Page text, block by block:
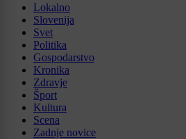
Lokalno
Slovenija
Svet
Politika
Gospodarstvo
Kronika
Zdravje
Šport
Kultura
Scena
Zadnje novice